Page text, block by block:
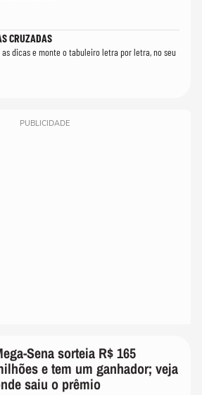
CRUZADAS
dicas e monte o tabuleiro letra por letra, no seu
PUBLICIDADE
Sena sorteia R$ 165
e tem um ganhador; veja
saiu o prêmio